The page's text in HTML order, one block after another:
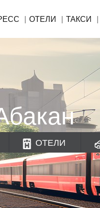
ОТЕЛИ ТАКСИ
ОТЕЛИ